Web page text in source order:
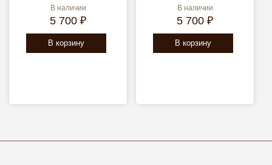
В наличии
5 700 ₽
В корзину
В наличии
5 700 ₽
В корзину